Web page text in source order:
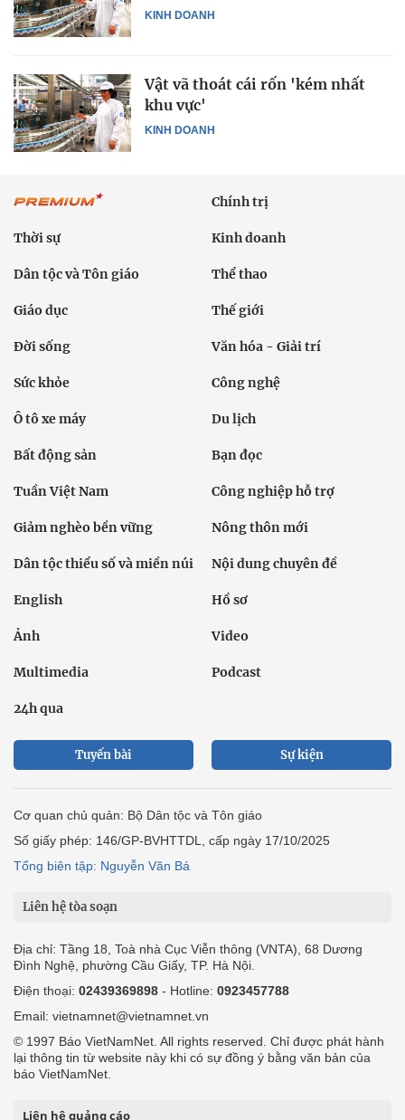
KINH DOANH
KINH DOANH
Vật vã thoát cái rốn 'kém nhất
khu vực'
Chính trị
Thời sự Kinh doanh
Dân tộc và Tôn giáo Thể thao
Giáo dục Thế giới
Đời sống Văn hóa - Giải trí
Sức khỏe Công nghệ
Ô tô xe máy Du lịch
Bất động sản Bạn đọc
Tuần Việt Nam Công nghiệp hỗ trợ
Giảm nghèo bền vững Nông thôn mới
Dân tộc thiểu số và miền núi Nội dung chuyên đề
English Hồ sơ
Ảnh Video
Multimedia Podcast
24h qua
Tuyến bài Sự kiện
Cơ quan chủ quản: Bộ Dân tộc và Tôn giáo
Số giấy phép: 146/GP-BVHTTDL, cấp ngày 17/10/2025
Tổng biên tập: Nguyễn Văn Bá
Liên hệ tòa soạn
Địa chỉ: Tầng 18, Toà nhà Cục Viễn thông (VNTA), 68 Dương
Đình Nghệ, phường Cầu Giấy, TP. Hà Nội.
Điện thoại: 02439369898 - Hotline: 0923457788
Email: vietnamnet@vietnamnet.vn
© 1997 Báo VietNamNet. All rights reserved. Chỉ được phát hành
lại thông tin từ website này khi có sự đồng ý bằng văn bản của
báo VietNamNet.
Liên hệ quảng cáo